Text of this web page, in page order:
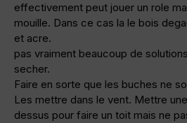
effectivement peut jouer un role
mouille. Dans ce cas la le bois
et acre.
pas vraiment beaucoup de
secher.
Faire en sorte que les buches ne
Les mettre dans le vent. Mettre
dessus pour faire un toit mais ne